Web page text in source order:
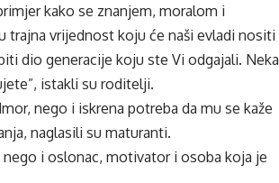
kako se znanjem, moralom i
trajna vrijednost koju će naši evladi nositi
dio generacije koju ste Vi odgajali. Neka
istakli su roditelji.
nego i iskrena potreba da mu se kaže
naglasili su maturanti.
i oslonac, motivator i osoba koja je